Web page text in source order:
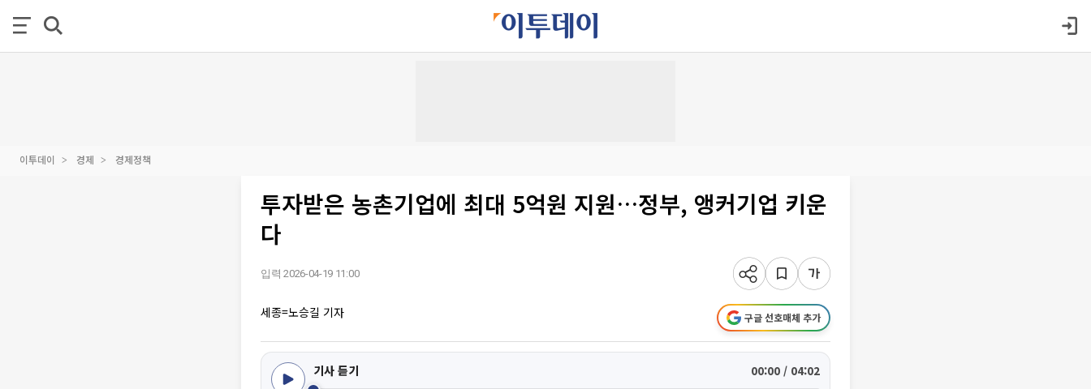
이투데이 경제 경제정책
투자받은 농촌기업에 최대 5억원 지원…정부, 앵커기업 키운
다
입력 2026-04-19 11:00
세종=노승길 기자 구글 선호매체 추가
기사 듣기 00:00 / 04:02